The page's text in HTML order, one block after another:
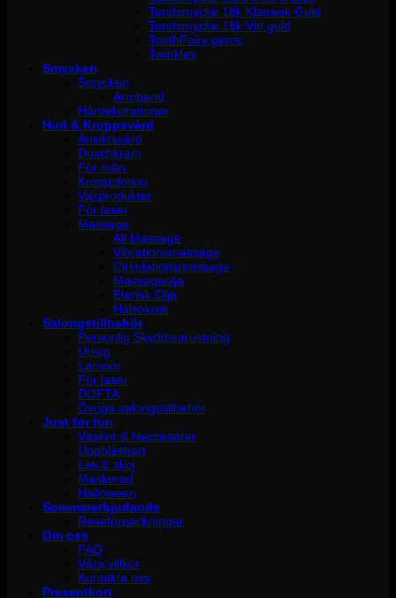
Tandsmycke 18k Klassisk Guld
Tandsmycke 18k Vitt guld
ToothFairy gems
Twinkles
Smycken
Smycken
Armband
Hårdekorationer
Hud & Kroppsvård
Ansiktsvård
Duschkräm
För män
Kroppslotion
Vaxprodukter
För laser
Massage
All Massage
Vibrationsmassage
Cirkulationsmassage
Massageolja
Eterisk Olja
Hälsokost
Salongstillbehör
Personlig Skyddsutrustning
Utsug
Lampor
För laser
DOFTA
Övriga salongstillbehör
Just for fun
Väskor & Neccesärer
Uppblåsbart
Lek & skoj
Maskerad
Halloween
Sommarerbjudande
Reseförpackningar
Om oss
FAQ
Våra villkor
Kontakta oss
Presentkort